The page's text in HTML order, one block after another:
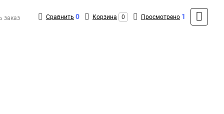
+7 (495) 431-16-66
MAX: +7 (916) 031-40-57
заказ Сравнить 0 Корзина 0 Просмотрено 1